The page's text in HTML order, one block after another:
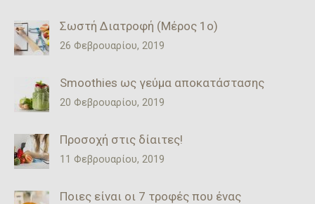
Σωστή Διατροφή (Μέρος 1ο)
26 Φεβρουαρίου, 2019
Smoothies ως γεύμα αποκατάστασης
20 Φεβρουαρίου, 2019
Προσοχή στις δίαιτες!
11 Φεβρουαρίου, 2019
Ποιες είναι οι 7 τροφές που ένας